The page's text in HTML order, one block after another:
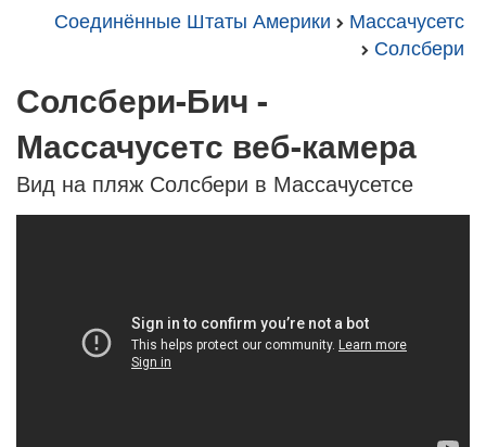
Соединённые Штаты Америки
Массачусетс
Солсбери
Солсбери-Бич -
Массачусетс веб-камера
Вид на пляж Солсбери в Массачусетсе